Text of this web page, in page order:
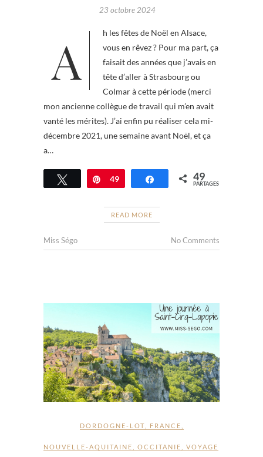
23 octobre 2024
Ah les fêtes de Noël en Alsace,
vous en rêvez ? Pour ma part, ça
faisait des années que j’avais en
tête d’aller à Strasbourg ou
Colmar à cette période (merci
mon ancienne collègue de travail qui m’en avait
vanté les mérites). J’ai enfin pu réaliser cela mi-
décembre 2021, une semaine avant Noël, et ça
a…
Tweetez Épingle
49 Partagez49
PARTAGES
READ MORE
Miss Ségo No Comments
DORDOGNE-LOT FRANCE
NOUVELLE-AQUITAINE OCCITANIE VOYAGE